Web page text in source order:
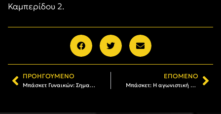
Καμπερίδου 2.
ΠΡΟΗΓΟΎΜΕΝΟ
Μπάσκετ Γυναικών: Σημαντικό διπλό του ΑΡΗ στην Κατερίνη (64-66)
ΕΠΌΜΕΝΟ
Μπάσκετ: Η αγωνιστική δραστηριότητα των τμημάτων του Α.Σ. ΑΡΗΣ